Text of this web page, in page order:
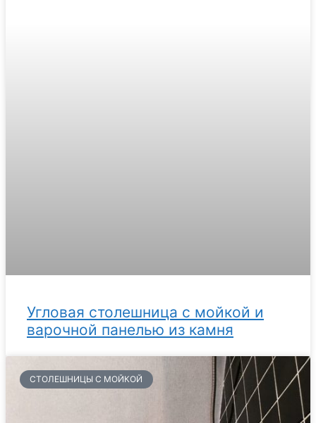
Угловая столешница с мойкой и
варочной панелью из камня
СТОЛЕШНИЦЫ С МОЙКОЙ